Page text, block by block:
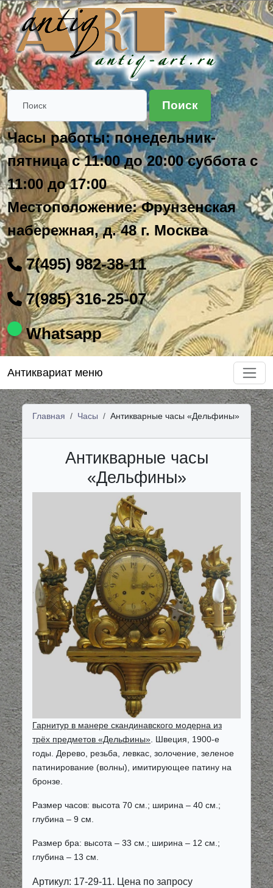
Поиск
Часы работы: понедельник-
пятница с 11:00 до 20:00 суббота с
11:00 до 17:00
Местоположение: Фрунзенская
набережная, д. 48 г. Москва
7(495) 982-38-11
7(985) 316-25-07
Whatsapp
Антиквариат меню
Главная Часы Антикварные часы «Дельфины»
Антикварные часы
«Дельфины»
Гарнитур в манере скандинавского модерна из
трёх предметов «Дельфины». Швеция, 1900-е
годы. Дерево, резьба, левкас, золочение, зеленое
патинирование (волны), имитирующее патину на
бронзе.
Размер часов: высота 70 см.; ширина – 40 см.;
глубина – 9 см.
Размер бра: высота – 33 см.; ширина – 12 см.;
глубина – 13 см.
Артикул: 17-29-11. Цена по запросу